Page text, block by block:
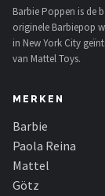
Barbie Poppen is de
originele Barbiepop
in New York City
van Mattel Toys.
MERKEN
Barbie
Paola Reina
Mattel
Götz